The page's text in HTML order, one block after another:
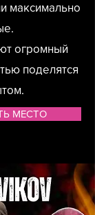
максимально
огромный
поделятся
МЕСТО